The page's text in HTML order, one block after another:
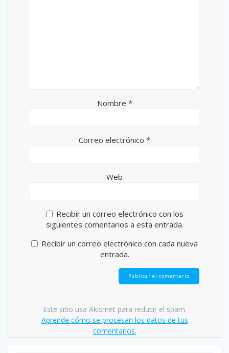
Nombre *
Correo electrónico *
Web
Recibir un correo electrónico con los
siguientes comentarios a esta entrada.
Recibir un correo electrónico con cada nueva
entrada.
Este sitio usa Akismet para reducir el spam.
Aprende cómo se procesan los datos de tus
comentarios.